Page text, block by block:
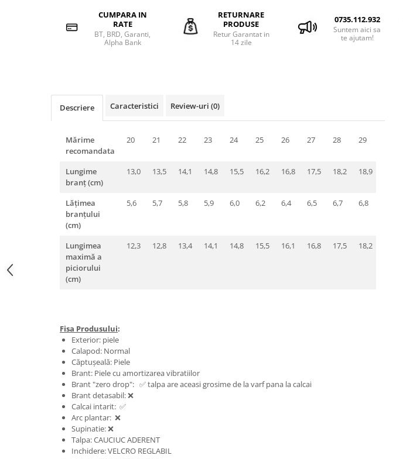
CUMPARA IN
RATE
BT, BRD, Garanti,
Alpha Bank
RETURNARE
PRODUSE
Retur Garantat in
14 zile
0735.112.932
Suntem aici sa
te ajutam!
Descriere Caracteristici Review-uri (0)
Mărime
recomandata
20 21 22 23 24 25 26 27 28 29
Lungime
branț (cm)
13,0 13,5 14,1 14,8 15,5 16,2 16,8 17,5 18,2 18,9
Lățimea
branțului
(cm)
5,6 5,7 5,8 5,9 6,0 6,2 6,4 6,5 6,7 6,8
Lungimea
maximă a
piciorului
(cm)
12,3 12,8 13,4 14,1 14,8 15,5 16,1 16,8 17,5 18,2
Fisa Produsului:
Exterior: piele
Calapod: Normal
Căptușeală: Piele
Brant: Piele cu amortizarea vibratiilor
Brant "zero drop": ✅ talpa are aceasi grosime de la varf pana la calcai
Brant detasabil: ❌
Calcai intarit: ✅
Arc plantar: ❌
Supinatie: ❌
Talpa: CAUCIUC ADERENT
Inchidere: VELCRO REGLABIL